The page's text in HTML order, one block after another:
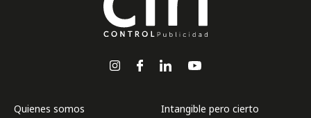
Quienes somos
Intangible pero cierto